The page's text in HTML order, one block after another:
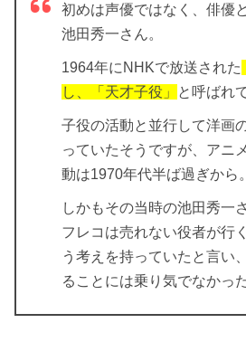
初めは声優ではなく、俳優
池田秀一さん。
1964年にNHKで放送された
し、「天才子役」
と呼ばれ
子役の活動と並行して洋画
っていたそうですが、アニ
動は1970年代半ば過ぎから。
しかもその当時の池田秀一
フレコは売れない役者が行
う考えを持っていたと言い
ることには乗り気でなかっ